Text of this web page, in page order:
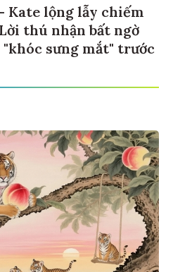
Kate lộng lẫy chiếm
thú nhận bất ngờ
sưng mắt" trước